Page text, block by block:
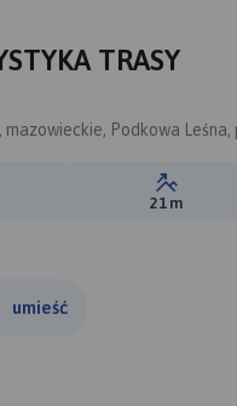
TRASY
mazowieckie, Podkowa
trasy: Suma
21 m
umieść